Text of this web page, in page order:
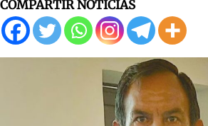
COMPARTIR NOTICIAS